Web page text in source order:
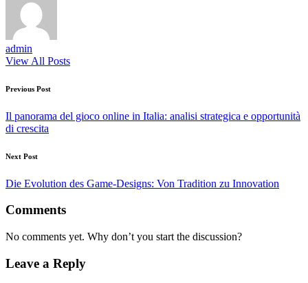
admin
View All Posts
Post
navigation
Previous Post
Il panorama del gioco online in Italia: analisi strategica e opportunità
di crescita
Next Post
Die Evolution des Game-Designs: Von Tradition zu Innovation
Comments
No comments yet. Why don’t you start the discussion?
Leave a Reply